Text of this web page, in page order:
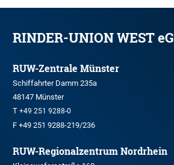
RINDER-UNION WEST eG
RUW-Zentrale Münster
Schiffahrter Damm 235a
48147 Münster
T +49 251 9288-0
F +49 251 9288-219/236
RUW-Regionalzentrum Nordrhein